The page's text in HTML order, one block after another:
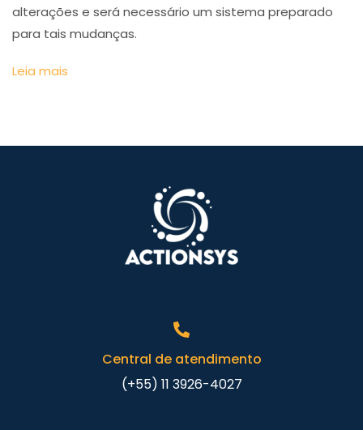
alterações e será necessário um sistema preparado
para tais mudanças.
Leia mais
Central de atendimento
(+55) 11 3926-4027